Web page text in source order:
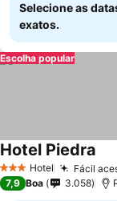
Selecione as
exatos.
Escolha popular
3 EstrelasHotel Fácil
Hotel Piedra
7,9 Boa 3.058